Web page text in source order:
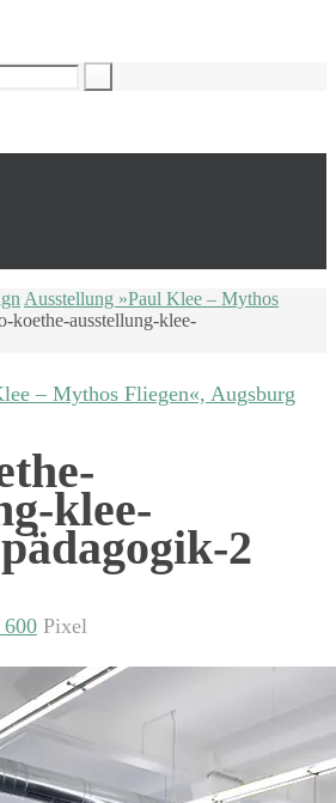
Ausstellung »Paul Klee – Mythos
koethe-ausstellung-klee-
– Mythos Fliegen«, Augsburg
klee-
2
Pixel